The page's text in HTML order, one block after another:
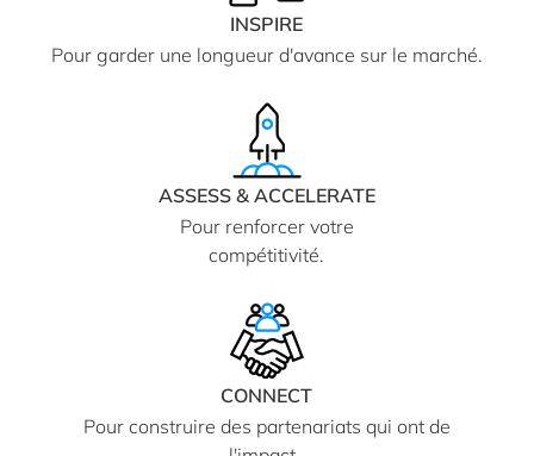
INSPIRE
Pour garder une longueur d'avance sur le marché.
ASSESS & ACCELERATE
Pour renforcer votre
compétitivité.
CONNECT
Pour construire des partenariats qui ont de